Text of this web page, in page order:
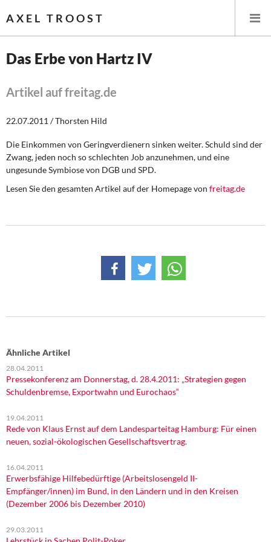
AXEL TROOST
Leitlinien linker Wirtschafts- und Finanzpolitik
Wirtschaftspolitik
Steuer- und Finanzpolitik
Öffentliche Infrastruktur und Daseinsvorsorge
Institut Solidarische Moderne
Rosa-Luxemburg-Stiftung
Über mich
Das Erbe von Hartz IV
Artikel auf freitag.de
22.07.2011 / Thorsten Hild
Die Einkommen von Geringverdienern sinken weiter. Schuld sind der
Zwang, jeden noch so schlechten Job anzunehmen, und eine
ungesunde Symbiose von DGB und SPD.
Lesen Sie den gesamten Artikel auf der Homepage von freitag.de
Ähnliche Artikel
28.04.2011
Pressekonferenz am Donnerstag, d. 28.4.2011: „Strategien gegen
Schuldenbremse, Exportwahn und Eurochaos“
19.04.2011
Rede von Klaus Ernst auf dem Landesparteitag Hamburg: Für einen
neuen, sozial-ökologischen Gesellschaftsvertrag.
16.04.2011
Erwerbsfähige Hilfebedürftige (Arbeitslosengeld II-
Empfänger/innen) im Bund, in den Ländern und in den Kreisen
(Dezember 2006 bis Dezember 2010)
29.03.2011